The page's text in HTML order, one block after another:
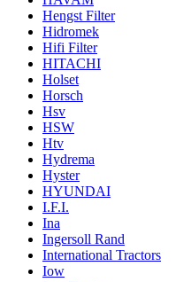
Hengst Filter
Hidromek
Hifi Filter
HITACHI
Holset
Horsch
Hsv
HSW
Htv
Hydrema
Hyster
HYUNDAI
I.F.I.
Ina
Ingersoll Rand
International Tractors
Iow